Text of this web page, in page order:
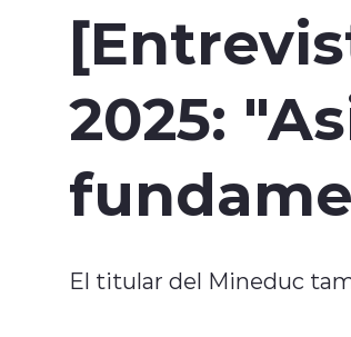
2025:
El titular del Mineduc